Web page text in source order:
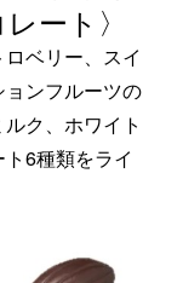
ート〉
ベリー、スイ
ンフルーツの
ク、ホワイト
6種類をライ